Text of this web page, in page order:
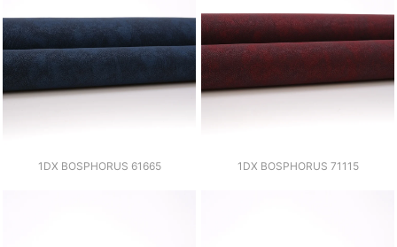
1DX BOSPHORUS 61665 1DX BOSPHORUS 71115